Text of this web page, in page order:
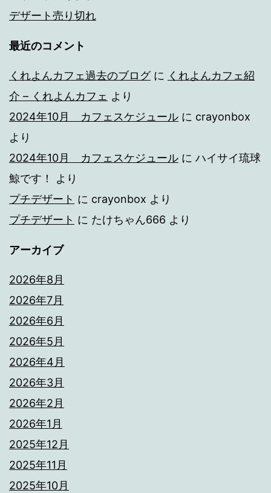
デザート売り切れ
最近のコメント
くれよんカフェ過去のブログに くれよんカフェ紹
介 – くれよんカフェ より
2024年10月 カフェスケジュール に crayonbox
より
2024年10月 カフェスケジュール に ハイサイ琉球
鯨です！
より
プチデザート に crayonbox より
プチデザート に たけちゃん666 より
アーカイブ
2026年8月
2026年7月
2026年6月
2026年5月
2026年4月
2026年3月
2026年2月
2026年1月
2025年12月
2025年11月
2025年10月